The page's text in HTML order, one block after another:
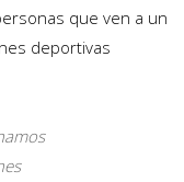
que ven a un
deportivas